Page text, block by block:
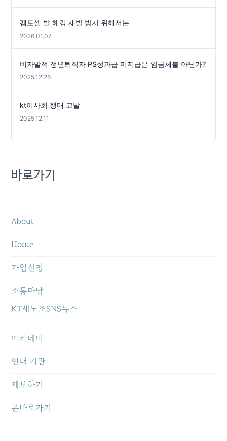
펨토셀 발 해킹 재발 방지 위해서는
2026.01.07
비자발적 정년퇴직자 PS성과급 미지급은 임금체불 아닌가?
2025.12.26
kt이사회 행태 고발
2025.12.11
바로가기
About
Home
가입신청
소통마당
KT새노조SNS뉴스
아카데미
연대 기관
제보하기
폰바로가기